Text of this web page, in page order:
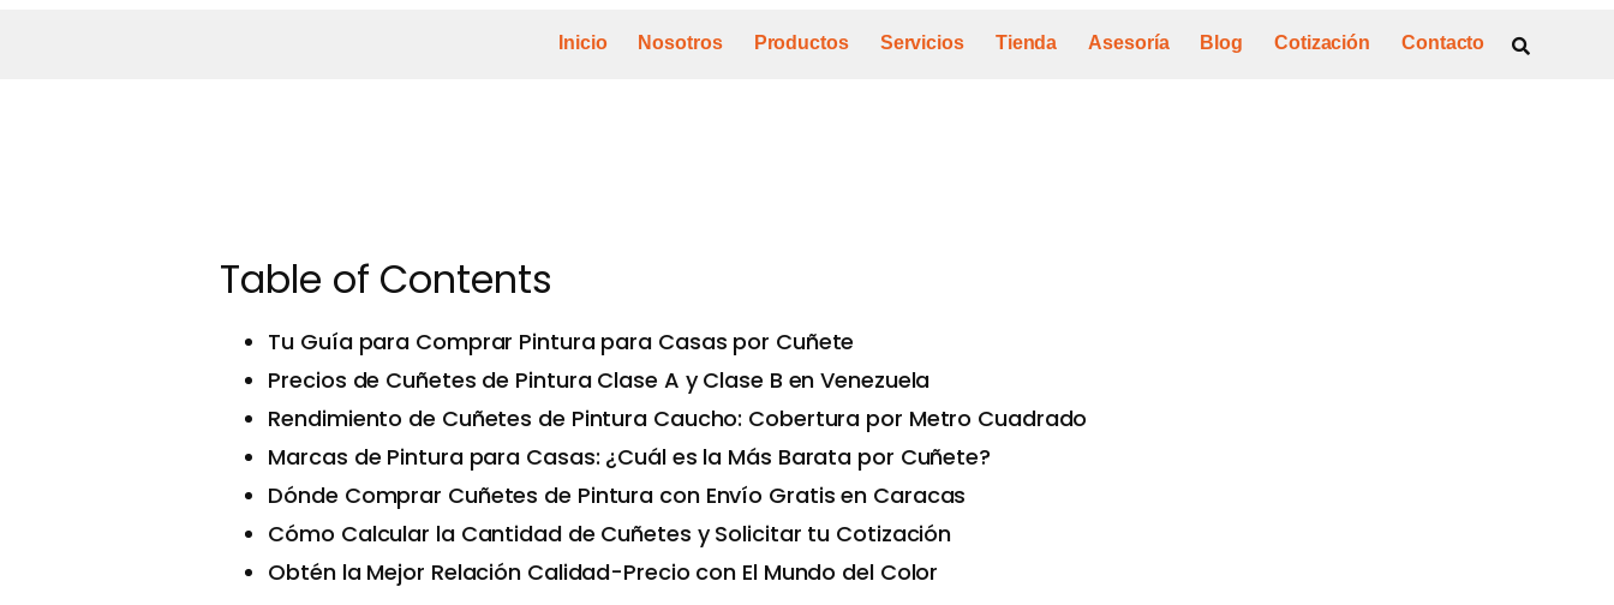
Inicio Nosotros Productos Servicios Tienda Asesoría Blog Cotización Contacto
Table of Contents
Tu Guía para Comprar Pintura para Casas por Cuñete
Precios de Cuñetes de Pintura Clase A y Clase B en Venezuela
Rendimiento de Cuñetes de Pintura Caucho: Cobertura por Metro Cuadrado
Marcas de Pintura para Casas: ¿Cuál es la Más Barata por Cuñete?
Dónde Comprar Cuñetes de Pintura con Envío Gratis en Caracas
Cómo Calcular la Cantidad de Cuñetes y Solicitar tu Cotización
Obtén la Mejor Relación Calidad-Precio con El Mundo del Color